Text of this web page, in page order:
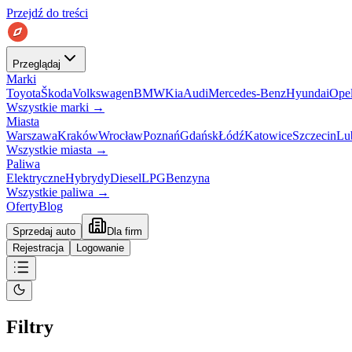
Przejdź do treści
Przeglądaj
Marki
ToyotaŠkodaVolkswagenBMWKiaAudiMercedes-BenzHyundaiOpel
Wszystkie marki →
Miasta
WarszawaKrakówWrocławPoznańGdańskŁódźKatowiceSzczecin
Wszystkie miasta →
Paliwa
ElektryczneHybrydyDieselLPGBenzyna
Wszystkie paliwa →
OfertyBlog
Sprzedaj auto
Dla firm
Rejestracja
Logowanie
Filtry